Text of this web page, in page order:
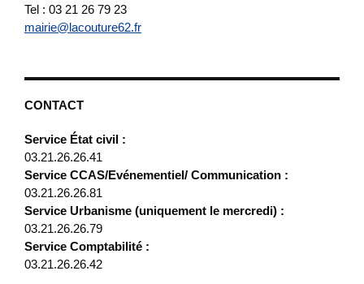
Tel : 03 21 26 79 23
mairie@lacouture62.fr
CONTACT
Service État civil :
03.21.26.26.41
Service CCAS/Evénementiel/ Communication :
03.21.26.26.81
Service Urbanisme (uniquement le mercredi) :
03.21.26.26.79
Service Comptabilité :
03.21.26.26.42